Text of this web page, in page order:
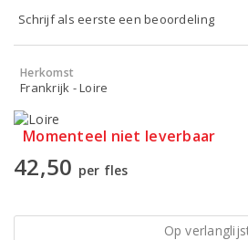
Schrijf als eerste een beoordeling
Herkomst
Frankrijk - Loire
Momenteel niet leverbaar
42,50 per fles
Op